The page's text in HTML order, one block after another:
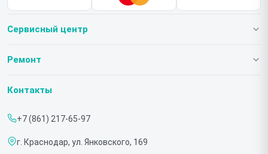
Сервисный центр
О нашем сервисе
Срочный ремонт
Доставка и способы оплаты
Ремонт
Телевизоров
Контакты
+7 (861) 217-65-97
г. Краснодар, ул. Янковского, 169